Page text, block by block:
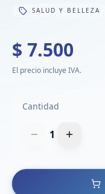
SALUD Y BELLEZA
$ 7.500
El precio incluye IVA.
Cantidad
1